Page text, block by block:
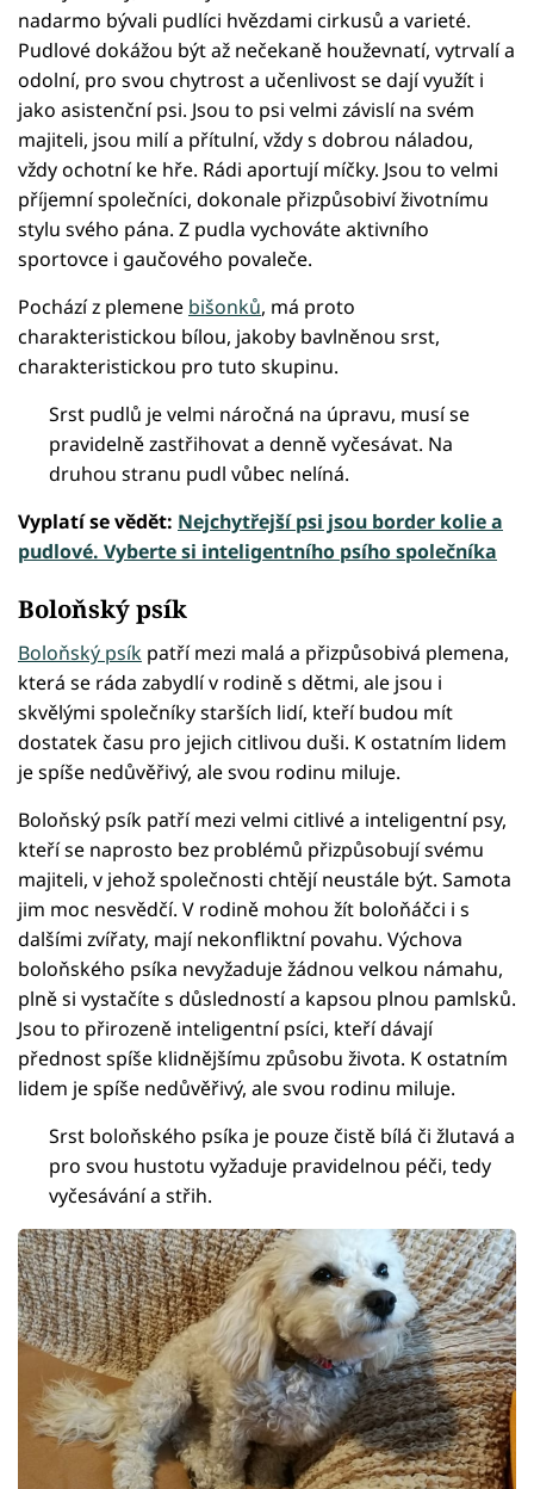
nadarmo bývali pudlíci hvězdami cirkusů a varieté.
Pudlové dokážou být až nečekaně houževnatí, vytrvalí a
odolní, pro svou chytrost a učenlivost se dají využít i
jako asistenční psi. Jsou to psi velmi závislí na svém
majiteli, jsou milí a přítulní, vždy s dobrou náladou,
vždy ochotní ke hře. Rádi aportují míčky. Jsou to velmi
příjemní společníci, dokonale přizpůsobiví životnímu
stylu svého pána. Z pudla vychováte aktivního
sportovce i gaučového povaleče.
Pochází z plemene bišonků, má proto
charakteristickou bílou, jakoby bavlněnou srst,
charakteristickou pro tuto skupinu.
Srst pudlů je velmi náročná na úpravu, musí se
pravidelně zastřihovat a denně vyčesávat. Na
druhou stranu pudl vůbec nelíná.
Vyplatí se vědět: Nejchytřejší psi jsou border kolie a
pudlové. Vyberte si inteligentního psího společníka
Boloňský psík
Boloňský psík patří mezi malá a přizpůsobivá plemena,
která se ráda zabydlí v rodině s dětmi, ale jsou i
skvělými společníky starších lidí, kteří budou mít
dostatek času pro jejich citlivou duši. K ostatním lidem
je spíše nedůvěřivý, ale svou rodinu miluje.
Boloňský psík patří mezi velmi citlivé a inteligentní psy,
kteří se naprosto bez problémů přizpůsobují svému
majiteli, v jehož společnosti chtějí neustále být. Samota
jim moc nesvědčí. V rodině mohou žít boloňáčci i s
dalšími zvířaty, mají nekonfliktní povahu. Výchova
boloňského psíka nevyžaduje žádnou velkou námahu,
plně si vystačíte s důsledností a kapsou plnou pamlsků.
Jsou to přirozeně inteligentní psíci, kteří dávají
přednost spíše klidnějšímu způsobu života. K ostatním
lidem je spíše nedůvěřivý, ale svou rodinu miluje.
Srst boloňského psíka je pouze čistě bílá či žlutavá a
pro svou hustotu vyžaduje pravidelnou péči, tedy
vyčesávání a střih.